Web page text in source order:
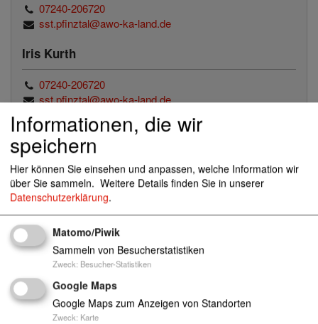
07240-206720
sst.pfinztal@awo-ka-land.de
Iris Kurth
07240-206720
sst.pfinztal@awo-ka-land.de
Standorte
Wesostraße 4, 76327 Pfinztal
sst.pfinztal@awo-ka-land.de
07240-206720
http://www.awo-ka-land.de
07244/7 05 41 34
Informationen, die wir
speichern
Hier können Sie einsehen und anpassen, welche Information wir
über Sie sammeln. Weitere Details finden Sie in unserer
Datenschutzerklärung.
Matomo/Piwik
Sammeln von Besucherstatistiken
Zweck: Besucher-Statistiken
Google Maps
Google Maps zum Anzeigen von Standorten
Zweck: Karte